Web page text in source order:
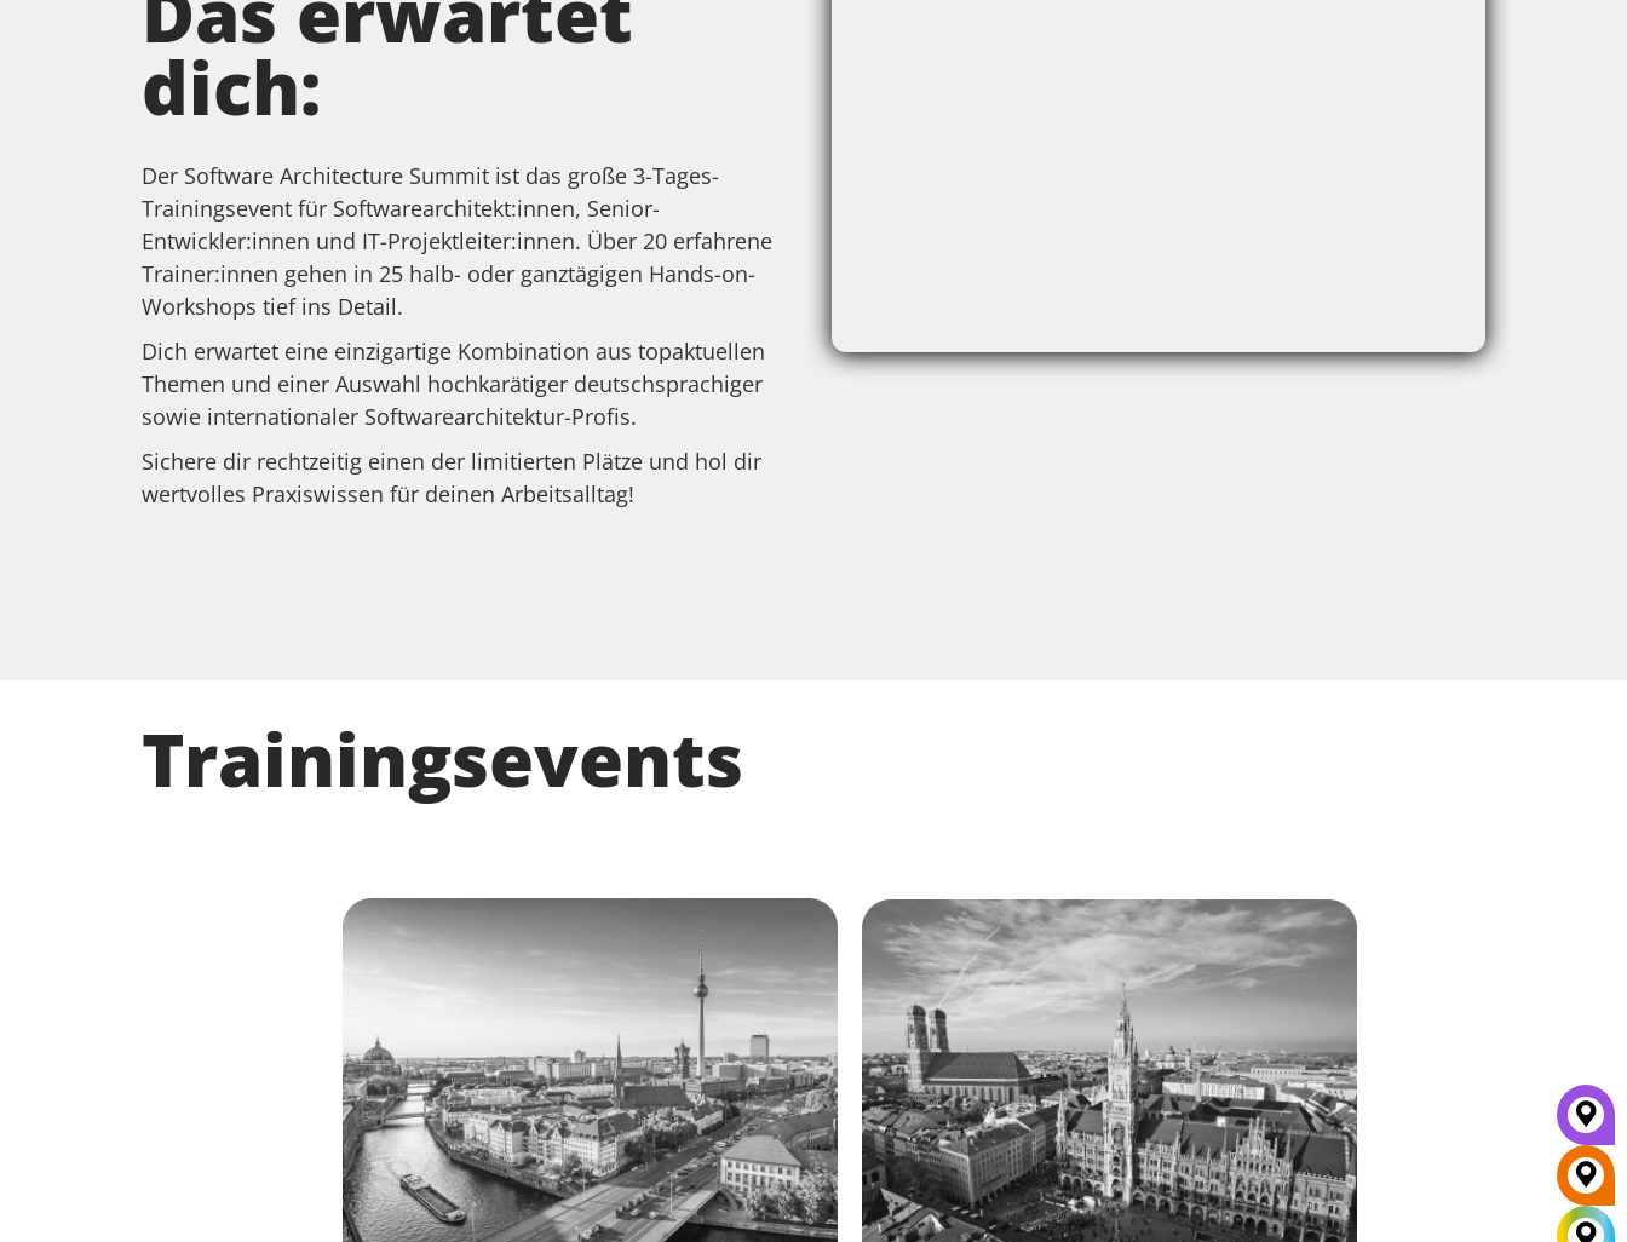
dich:
Der Software Architecture Summit ist das große 3-Tages-
Trainingsevent für Softwarearchitekt:innen, Senior-
Entwickler:innen und IT-Projektleiter:innen. Über 20 erfahrene
Trainer:innen gehen in 25 halb- oder ganztägigen Hands-on-
Workshops tief ins Detail.
Dich erwartet eine einzigartige Kombination aus topaktuellen
Themen und einer Auswahl hochkarätiger deutschsprachiger
sowie internationaler Softwarearchitektur-Profis.
Sichere dir rechtzeitig einen der limitierten Plätze und hol dir
wertvolles Praxiswissen für deinen Arbeitsalltag!
Trainingsevents